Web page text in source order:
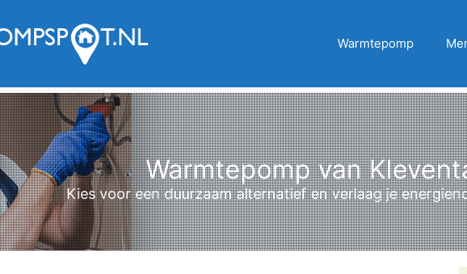
Warmtepomp
Warmtepomp van
Kies voor een duurzaam alternatief en verlaag je